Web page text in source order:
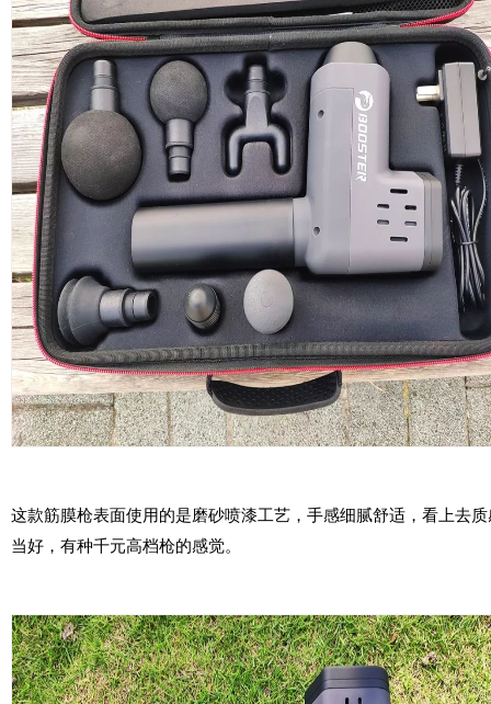
这款筋膜枪表面使用的是磨砂喷漆工艺，手感细腻舒适，看上去
当好，有种千元高档枪的感觉。